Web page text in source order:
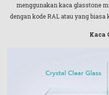
menggunakan kaca glasstone
dengan kode RAL atau yang biasa
Kaca